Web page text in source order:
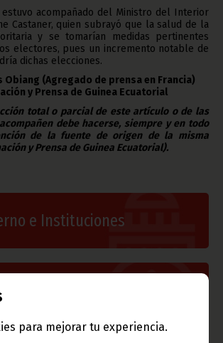
para mejorar tu experiencia.
estuvo acompañado del Ministro del Interior
Castaner, quien subrayó que la salud de la
y se tomarían medidas pertinentes
electores, pues un incremento notable de
dichas elecciones.
Obiang (Agregado de prensa en Francia)
y Prensa de Guinea Ecuatorial
total o parcial de este artículo o de las
debe hacerse, siempre y en todo
de la fuente de origen de la misma
y Prensa de Guinea Ecuatorial).
e Instituciones
de Guinea Ecuatorial